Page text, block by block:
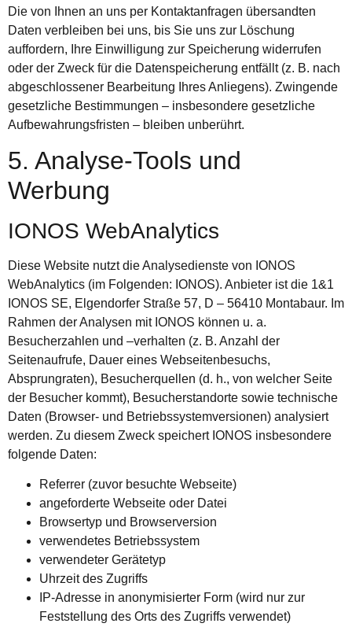
Die von Ihnen an uns per Kontaktanfragen übersandten
Daten verbleiben bei uns, bis Sie uns zur Löschung
auffordern, Ihre Einwilligung zur Speicherung widerrufen
oder der Zweck für die Datenspeicherung entfällt (z. B. nach
abgeschlossener Bearbeitung Ihres Anliegens). Zwingende
gesetzliche Bestimmungen – insbesondere gesetzliche
Aufbewahrungsfristen – bleiben unberührt.
5. Analyse-Tools und
Werbung
IONOS WebAnalytics
Diese Website nutzt die Analysedienste von IONOS
WebAnalytics (im Folgenden: IONOS). Anbieter ist die 1&1
IONOS SE, Elgendorfer Straße 57, D – 56410 Montabaur. Im
Rahmen der Analysen mit IONOS können u. a.
Besucherzahlen und –verhalten (z. B. Anzahl der
Seitenaufrufe, Dauer eines Webseitenbesuchs,
Absprungraten), Besucherquellen (d. h., von welcher Seite
der Besucher kommt), Besucherstandorte sowie technische
Daten (Browser- und Betriebssystemversionen) analysiert
werden. Zu diesem Zweck speichert IONOS insbesondere
folgende Daten:
Referrer (zuvor besuchte Webseite)
angeforderte Webseite oder Datei
Browsertyp und Browserversion
verwendetes Betriebssystem
verwendeter Gerätetyp
Uhrzeit des Zugriffs
IP-Adresse in anonymisierter Form (wird nur zur
Feststellung des Orts des Zugriffs verwendet)